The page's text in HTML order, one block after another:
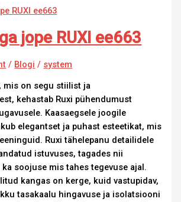
jope RUXI ee663
/ Blogi / system
mis on segu stiilist ja
kehastab Ruxi pühendumust
Kaasaegsele joogile
elegantset ja puhast esteetikat, mis
Ruxi tähelepanu detailidele
istuvuses, tagades nii
soojuse mis tahes tegevuse ajal.
kangas on kerge, kuid vastupidav,
tasakaalu hingavuse ja isolatsiooni